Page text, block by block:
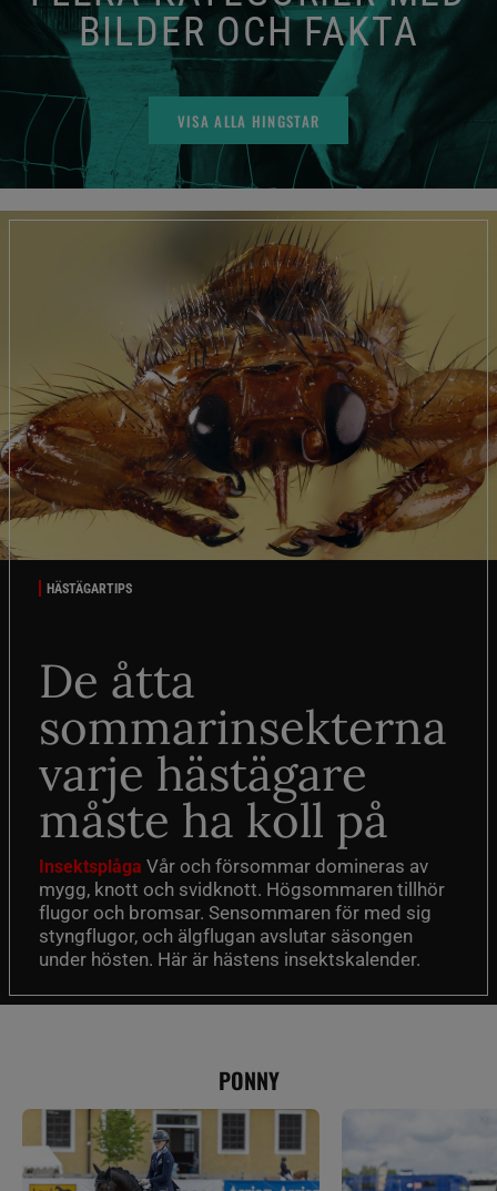
BILDER OCH FAKTA
VISA ALLA HINGSTAR
HÄSTÄGARTIPS
De åtta
sommarinsekterna
varje hästägare
måste ha koll på
Insektsplåga Vår och försommar domineras av
mygg, knott och svidknott. Högsommaren tillhör
flugor och bromsar. Sensommaren för med sig
styngflugor, och älgflugan avslutar säsongen
under hösten. Här är hästens insektskalender.
PONNY